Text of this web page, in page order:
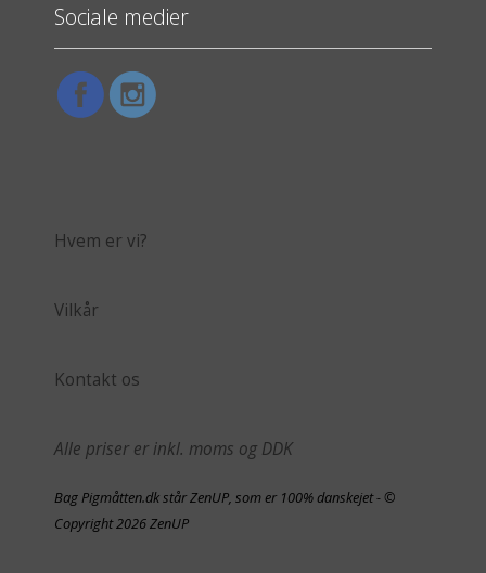
Sociale medier
Hvem er vi?
Vilkår
Kontakt os
Alle priser er inkl. moms og DDK
Bag Pigmåtten.dk står ZenUP, som er 100% danskejet - ©
Copyright 2026 ZenUP